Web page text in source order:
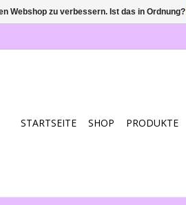
STARTSEITE SHOP PRODUKTE
Webshop zu verbessern. Ist das in Ordnung?